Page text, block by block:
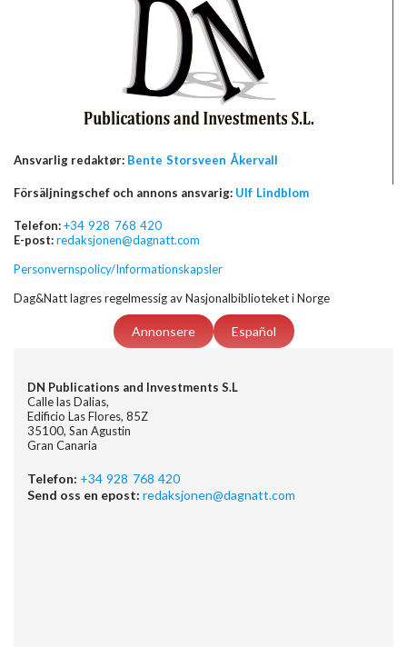
Ansvarlig redaktør: Bente Storsveen Åkervall
Försäljningschef och annons ansvarig: Ulf Lindblom
Telefon:+34 928 768 420
E-post:redaksjonen@dagnatt.com
Personvernspolicy/Informationskapsler
Dag&Natt lagres regelmessig av Nasjonalbiblioteket i Norge
Annonsere Español
DN Publications and Investments S.L
Calle las Dalias,
Edificio Las Flores, 85Z
35100, San Agustin
Gran Canaria
Telefon: +34 928 768 420
Send oss en epost: redaksjonen@dagnatt.com